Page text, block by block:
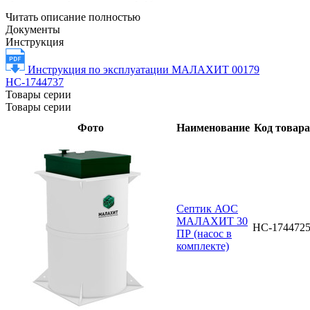
Читать описание полностью
Документы
Инструкция
Инструкция по эксплуатации МАЛАХИТ 00179
НС-1744737
Товары серии
Товары серии
Фото
Наименование Код товара
Септик АОС
МАЛАХИТ 30
ПР (насос в
комплекте)
НС-1744725